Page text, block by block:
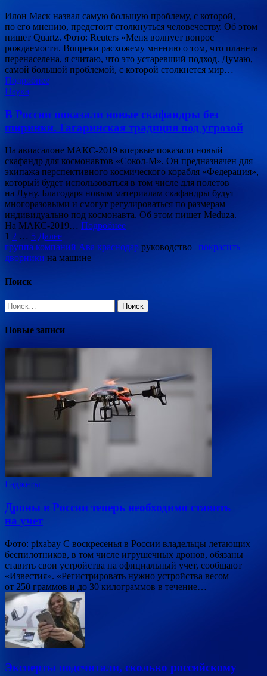
Илон Маск назвал самую большую проблему, с которой,
по его мнению, предстоит столкнуться человечеству. Об этом
пишет Quartz. Фото: Reuters «Меня волнует вопрос
рождаемости. Вопреки расхожему мнению о том, что планета
перенаселена, я считаю, что это устаревший подход. Думаю,
самой большой проблемой, с которой столкнется мир…
Подробнее
Наука
В России показали новые скафандры без
ширинки. Гагаринская традиция под угрозой
На авиасалоне МАКС-2019 впервые показали новый
скафандр для космонавтов «Сокол-М». Он предназначен для
экипажа перспективного космического корабля «Федерация»,
который будет использоваться в том числе для полетов
на Луну. Благодаря новым материалам скафандры будут
многоразовыми и смогут регулироваться по размерам
индивидуально под космонавта. Об этом пишет Meduza.
На МАКС-2019… Подробнее
Пагинация
записей
1 2 … 5 Далее
группа компаний Ава краснодар руководство | покрасить
дворники на машине
Поиск
Найти:
Новые записи
Гаджеты
Дроны в России теперь необходимо ставить
на учет
Фото: pixabay С воскресенья в России владельцы летающих
беспилотников, в том числе игрушечных дронов, обязаны
ставить свои устройства на официальный учет, сообщают
«Известия». «Регистрировать нужно устройства весом
от 250 граммов и до 30 килограммов в течение…
Эксперты подсчитали, сколько российскому